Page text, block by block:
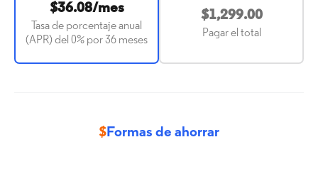
$36.08/mes
Tasa de porcentaje anual
(APR) del 0% por 36 meses
$1,299.00
Pagar el total
$Formas de ahorrar